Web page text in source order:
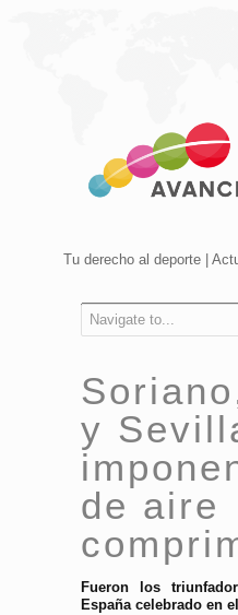
Tu derecho al deporte |
Navigate to...
y
de aire
Fueron los
España celebrado en